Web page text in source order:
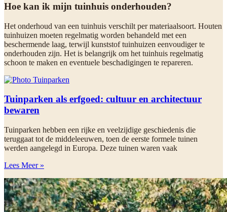
Hoe kan ik mijn tuinhuis onderhouden?
Het onderhoud van een tuinhuis verschilt per materiaalsoort. Houten
tuinhuizen moeten regelmatig worden behandeld met een
beschermende laag, terwijl kunststof tuinhuizen eenvoudiger te
onderhouden zijn. Het is belangrijk om het tuinhuis regelmatig
schoon te maken en eventuele beschadigingen te repareren.
Tuinparken als erfgoed: cultuur en architectuur
bewaren
Tuinparken hebben een rijke en veelzijdige geschiedenis die
teruggaat tot de middeleeuwen, toen de eerste formele tuinen
werden aangelegd in Europa. Deze tuinen waren vaak
Lees Meer »